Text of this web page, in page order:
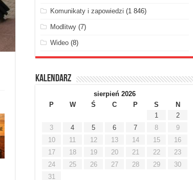
Komunikaty i zapowiedzi (1 846)
Modlitwy(7)
Wideo(8)
Kalendarz
sierpień 2026
P
W Ś C P S
N
1
2
3
4 5 6 7 8
9
10
11 12 13 14 15
16
17
18 19 20 21 22
23
24
25 26 27 28 29
30
31